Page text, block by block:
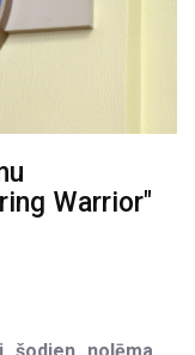
Warrior"